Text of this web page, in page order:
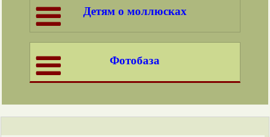
Детям о моллюсках
Фотобаза